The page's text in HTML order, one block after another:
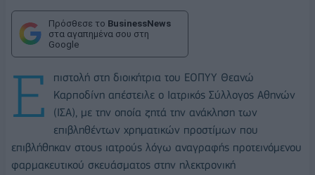
Πρόσθεσε το BusinessNews
στα αγαπημένα σου στη
Google
E
πιστολή στη διοικήτρια του ΕΟΠΥΥ Θεανώ
Καρποδίνη απέστειλε ο Ιατρικός Σύλλογος Αθηνών
(ΙΣΑ), με την οποία ζητά την ανάκληση των
επιβληθέντων χρηματικών προστίμων που
επιβλήθηκαν στους ιατρούς λόγω αναγραφής προτεινόμενου
φαρμακευτικού σκευάσματος στην ηλεκτρονική